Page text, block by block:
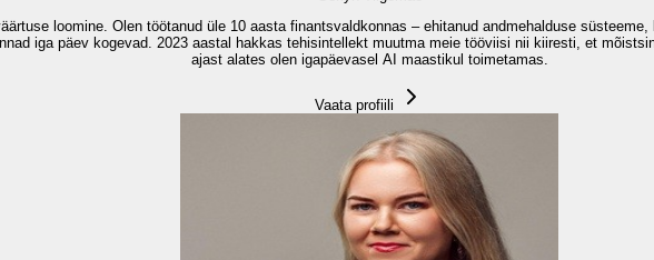
loomine. Olen töötanud üle 10 aasta finantsvaldkonnas – ehitanud andmehalduse
iga päev kogevad. 2023 aastal hakkas tehisintellekt muutma meie tööviisi nii kiiresti, et
ajast alates olen igapäevasel AI maastikul toimetamas.
Vaata profiili